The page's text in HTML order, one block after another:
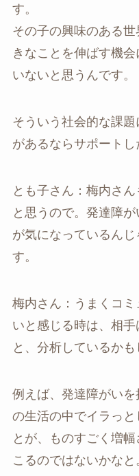
す。
その子の興味のある
きなことを伸ばす機
いないと思うんです。
そういう社会的な課
があるならサポートし
とも子さん：梅内さ
と思うので。発達障
が気になっているん
す。
梅内さん：うまくコ
いと感じる時は、相
と、分析しているかも
例えば、発達障がい
の生活の中でイラっ
とが、ものすごく増
こるのではないかなと